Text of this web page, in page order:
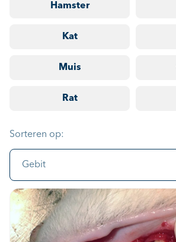
Hamster
Kat
Muis
Rat
Sorteren op:
Gebit